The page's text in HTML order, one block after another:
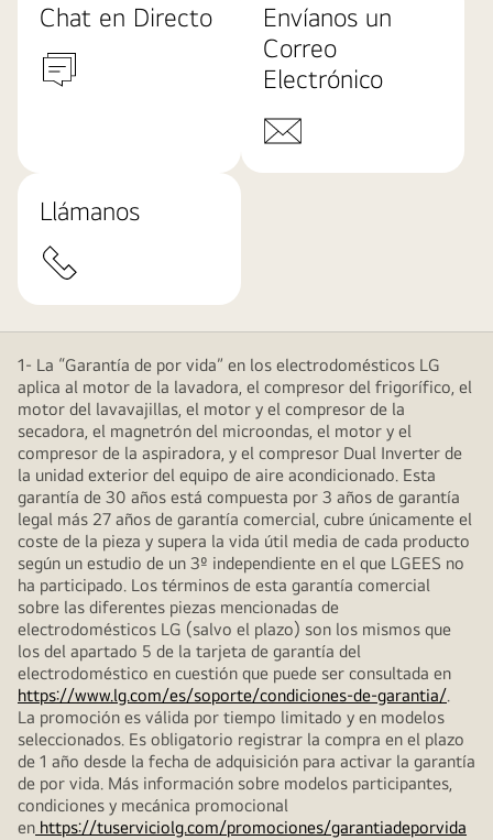
Chat en Directo
Envíanos un
Correo
Electrónico
Llámanos
1- La “Garantía de por vida” en los electrodomésticos LG
aplica al motor de la lavadora, el compresor del frigorífico, el
motor del lavavajillas, el motor y el compresor de la
secadora, el magnetrón del microondas, el motor y el
compresor de la aspiradora, y el compresor Dual Inverter de
la unidad exterior del equipo de aire acondicionado. Esta
garantía de 30 años está compuesta por 3 años de garantía
legal más 27 años de garantía comercial, cubre únicamente el
coste de la pieza y supera la vida útil media de cada producto
según un estudio de un 3º independiente en el que LGEES no
ha participado. Los términos de esta garantía comercial
sobre las diferentes piezas mencionadas de
electrodomésticos LG (salvo el plazo) son los mismos que
los del apartado 5 de la tarjeta de garantía del
electrodoméstico en cuestión que puede ser consultada en
https://www.lg.com/es/soporte/condiciones-de-garantia/.
La promoción es válida por tiempo limitado y en modelos
seleccionados. Es obligatorio registrar la compra en el plazo
de 1 año desde la fecha de adquisición para activar la garantía
de por vida. Más información sobre modelos participantes,
condiciones y mecánica promocional
en https://tuserviciolg.com/promociones/garantiadeporvida